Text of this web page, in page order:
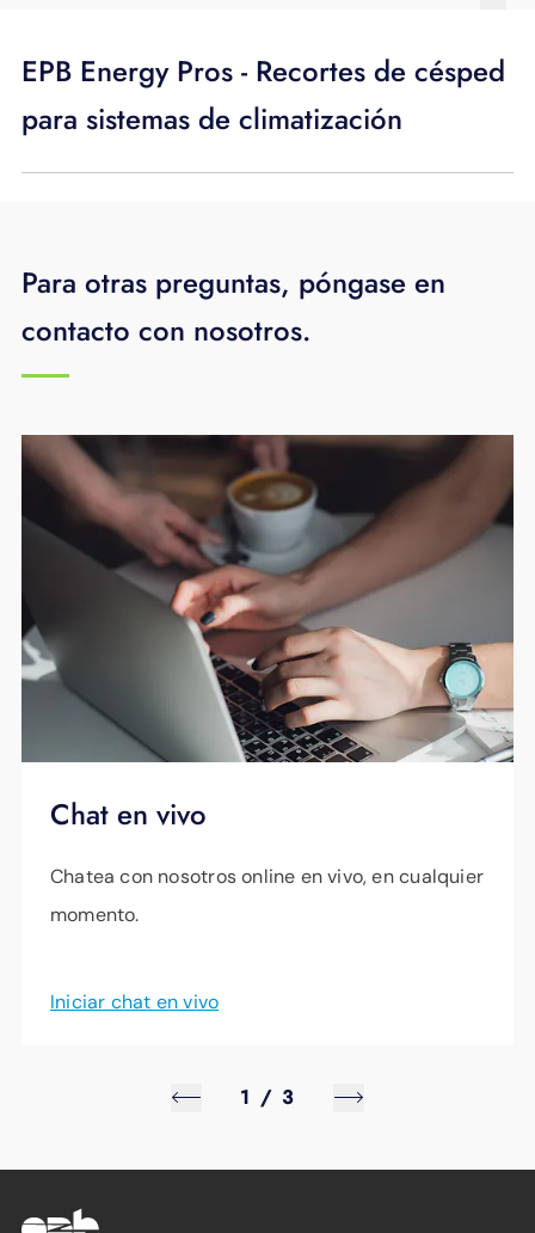
EPB Energy Pros - Recortes de césped
para sistemas de climatización
Para otras preguntas, póngase en
contacto con nosotros.
Chat en vivo
Chatea con nosotros online en vivo, en cualquier
momento.
Iniciar chat en vivo
1 / 3